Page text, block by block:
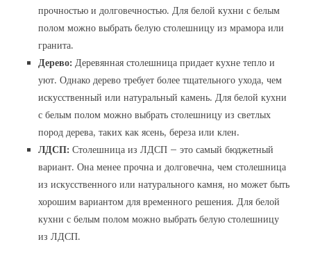
прочностью и долговечностью. Для белой кухни с белым
полом можно выбрать белую столешницу из мрамора или
гранита.
Дерево: Деревянная столешница придает кухне тепло и
уют. Однако дерево требует более тщательного ухода, чем
искусственный или натуральный камень. Для белой кухни
с белым полом можно выбрать столешницу из светлых
пород дерева, таких как ясень, береза или клен.
ЛДСП: Столешница из ЛДСП – это самый бюджетный
вариант. Она менее прочна и долговечна, чем столешница
из искусственного или натурального камня, но может быть
хорошим вариантом для временного решения. Для белой
кухни с белым полом можно выбрать белую столешницу
из ЛДСП.